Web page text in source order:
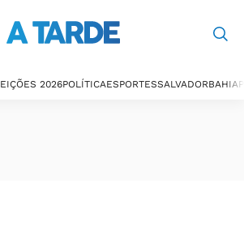
2026POLÍTICAESPORTESSALVADORBAHIA